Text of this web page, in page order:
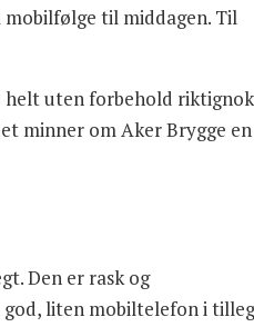
til middagen. Til
helt uten forbehold
minner om Aker Brygge en
Den er rask og
liten mobiltelefon i